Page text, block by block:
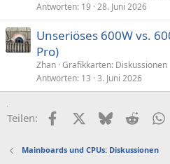
Antworten 19 28. Juni 2026
Unseriöses 600W vs.
Pro)
Zhan Grafikkarten: Diskussionen
Antworten 13 3. Juni 2026
Teilen: FacebookX (Twitter)
BlueskyReddit
Mainboards und CPUs: Diskussionen